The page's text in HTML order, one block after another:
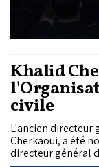
Khalid
civile
L'ancien directeur
Cherkaoui, a été
directeur général